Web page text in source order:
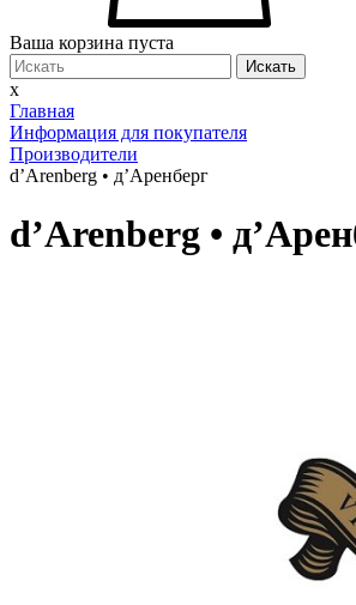
Ваша корзина пуста
Искать
x
Главная
Информация для покупателя
Производители
d’Arenberg • д’Аренберг
d’Arenberg •